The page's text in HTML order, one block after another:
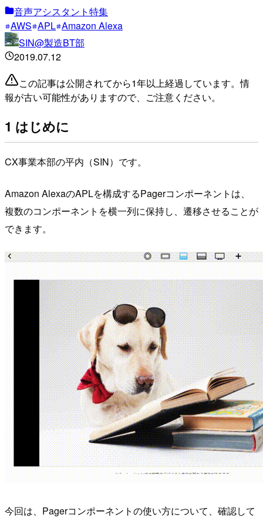
音声アシスタント特集
AWS APL Amazon Alexa
SIN@製造BT部
2019.07.12
この記事は公開されてから1年以上経過しています。情
報が古い可能性がありますので、ご注意ください。
1 はじめに
CX事業本部の平内（SIN）です。
Amazon AlexaのAPLを構成するPagerコンポーネントは、
複数のコンポーネントを横一列に保持し、遷移させることが
できます。
今回は、Pagerコンポーネントの使い方について、確認して